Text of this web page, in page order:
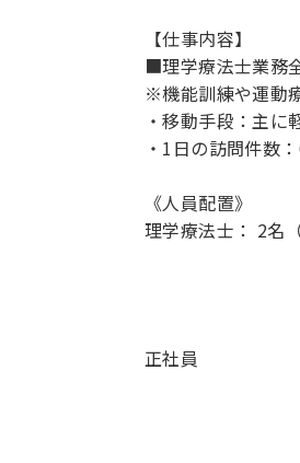
【仕事内容】
■理学療法士業務
※機能訓練や運動
・移動手段：主に
・1日の訪問件数
《人員配置》
理学療法士： 2名
正社員